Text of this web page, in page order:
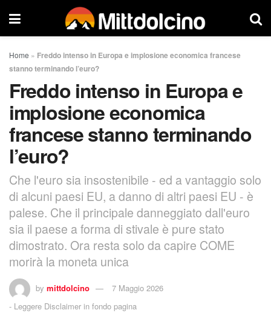
Home » Freddo intenso in Europa e implosione economica francese
stanno terminando l’euro?
Freddo intenso in Europa e
implosione economica
francese stanno terminando
l’euro?
Che l'euro sia insostenibile - ed a vantaggio solo
di alcuni paesi EU, a danno di altri paesi EU - è
palese. Che il principale danneggiato dall'euro
sia il paese a forma di stivale è pure stato
dimostrato. Ora resta solo da capire COME
morirà la moneta unica
by mittdolcino
7 Maggio 2026
- Leggere Disclaimer in fondo pagina